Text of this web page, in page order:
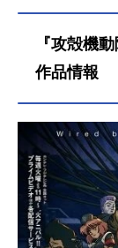
『攻殻機
作品情報